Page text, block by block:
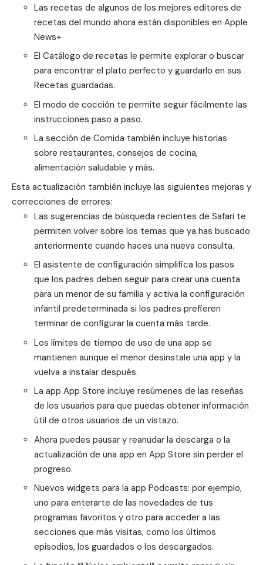
Las recetas de algunos de los mejores editores de
recetas del mundo ahora están disponibles en Apple
News+
El Catálogo de recetas le permite explorar o buscar
para encontrar el plato perfecto y guardarlo en sus
Recetas guardadas.
El modo de cocción te permite seguir fácilmente las
instrucciones paso a paso.
La sección de Comida también incluye historias
sobre restaurantes, consejos de cocina,
alimentación saludable y más.
Esta actualización también incluye las siguientes mejoras y
correcciones de errores:
Las sugerencias de búsqueda recientes de Safari te
permiten volver sobre los temas que ya has buscado
anteriormente cuando haces una nueva consulta.
El asistente de configuración simplifica los pasos
que los padres deben seguir para crear una cuenta
para un menor de su familia y activa la configuración
infantil predeterminada si los padres prefieren
terminar de configurar la cuenta más tarde.
Los límites de tiempo de uso de una app se
mantienen aunque el menor desinstale una app y la
vuelva a instalar después.
La app App Store incluye resúmenes de las reseñas
de los usuarios para que puedas obtener información
útil de otros usuarios de un vistazo.
Ahora puedes pausar y reanudar la descarga o la
actualización de una app en App Store sin perder el
progreso.
Nuevos widgets para la app Podcasts: por ejemplo,
uno para enterarte de las novedades de tus
programas favoritos y otro para acceder a las
secciones que más visitas, como los últimos
episodios, los guardados o los descargados.